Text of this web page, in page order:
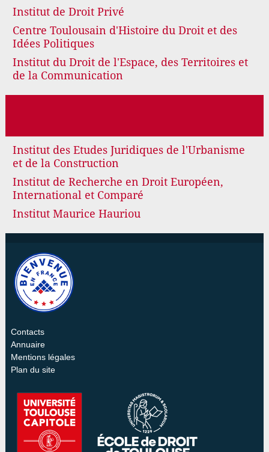
Institut de Droit Privé
Centre Toulousain d'Histoire du Droit et des
Idées Politiques
Institut du Droit de l'Espace, des Territoires et
de la Communication
Institut des Etudes Juridiques de l'Urbanisme
et de la Construction
Institut de Recherche en Droit Européen,
International et Comparé
Institut Maurice Hauriou
Contacts
Annuaire
Mentions légales
Plan du site